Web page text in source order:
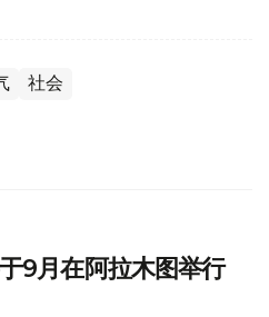
社会
9月在阿拉木图举行